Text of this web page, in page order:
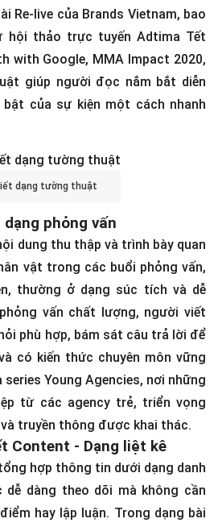
Re-live của Brands Vietnam, bao
hội thảo trực tuyến Adtima Tết
with Google, MMA Impact 2020,
giúp người đọc nắm bắt diễn
của sự kiện một cách nhanh
dạng tường thuật
phỏng vấn
dung thu thập và trình bày quan
vật trong các buổi phỏng vấn,
thường ở dạng súc tích và dễ
vấn chất lượng, người viết
phù hợp, bám sát câu trả lời để
có kiến thức chuyên môn vững
series Young Agencies, nơi những
từ các agency trẻ, triển vọng
truyền thông được khai thác.
Content - Dạng liệt kê
hợp thông tin dưới dạng danh
dàng theo dõi mà không cần
hay lập luận. Trong dạng bài